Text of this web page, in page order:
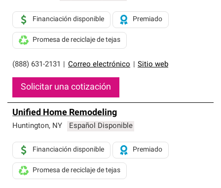
(888) 631-2131 Correo electrónico Sitio web
Financiación disponible Premiado
Promesa de reciclaje de tejas
Solicitar una cotización
Unified Home Remodeling
Huntington, NY Español Disponible
Financiación disponible Premiado
Promesa de reciclaje de tejas